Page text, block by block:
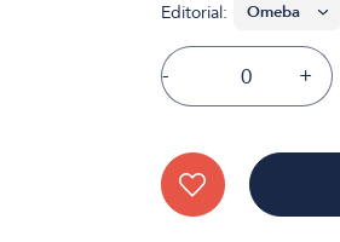
Editorial:
- +